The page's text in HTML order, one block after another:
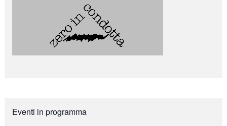
Eventi in programma